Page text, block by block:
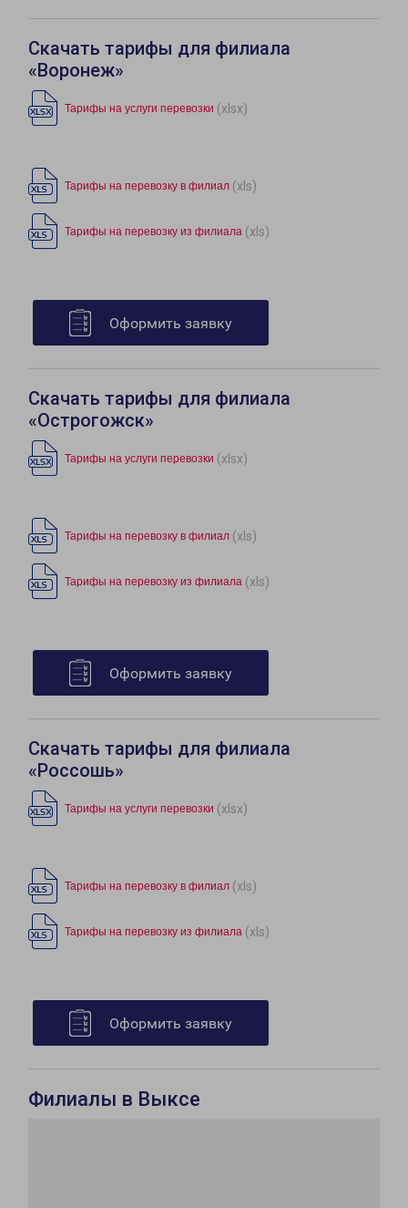
Скачать тарифы для филиала
«Воронеж»
Тарифы на услуги перевозки (xlsx)
Тарифы на перевозку в филиал (xls)
Тарифы на перевозку из филиала (xls)
Оформить заявку
Скачать тарифы для филиала
«Острогожск»
Тарифы на услуги перевозки (xlsx)
Тарифы на перевозку в филиал (xls)
Тарифы на перевозку из филиала (xls)
Оформить заявку
Скачать тарифы для филиала
«Россошь»
Тарифы на услуги перевозки (xlsx)
Тарифы на перевозку в филиал (xls)
Тарифы на перевозку из филиала (xls)
Оформить заявку
Филиалы в Выксе